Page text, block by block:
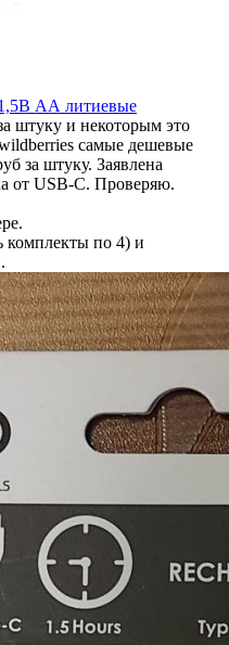
АА литиевые
штуку и некоторым это
самые дешевые
за штуку. Заявлена
от USB-C. Проверяю.
комплекты по 4) и